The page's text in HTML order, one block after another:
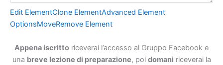
Edit ElementClone ElementAdvanced Element
OptionsMoveRemove Element
Appena iscritto riceverai l’accesso al Gruppo Facebook e
una breve lezione di preparazione, poi domani riceverai la